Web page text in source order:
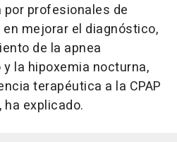
profesionales de
mejorar el diagnóstico,
de la apnea
la hipoxemia nocturna,
terapéutica a la CPAP
explicado.